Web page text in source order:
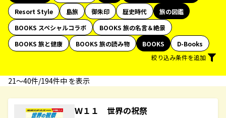
Resort Style
島旅 御朱印 歴史時代
旅の図鑑
BOOKS スペシャルコラボ
BOOKS 旅の名言＆絶景
BOOKS 旅と健康
BOOKS 旅の読み物 BOOKS
D-Books
絞り込み条件を追加
21〜40件/194件中 を表示
Ｗ１１ 世界の祝祭